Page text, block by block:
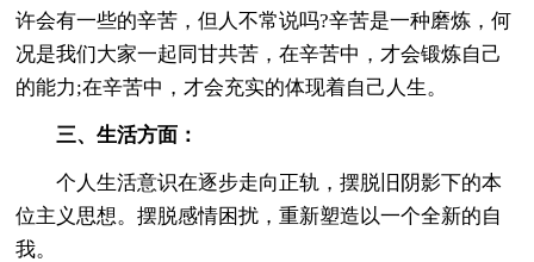
许会有一些的辛苦，但人不常说吗?辛苦是一种磨炼，何
况是我们大家一起同甘共苦，在辛苦中，才会锻炼自己
的能力;在辛苦中，才会充实的体现着自己人生。
三、生活方面：
个人生活意识在逐步走向正轨，摆脱旧阴影下的本
位主义思想。摆脱感情困扰，重新塑造以一个全新的自
我。